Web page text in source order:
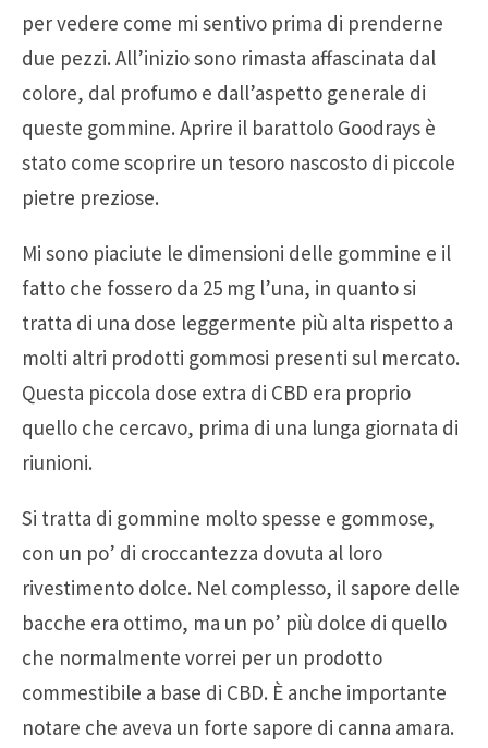
per vedere come mi sentivo prima di prenderne
due pezzi. All’inizio sono rimasta affascinata dal
colore, dal profumo e dall’aspetto generale di
queste gommine. Aprire il barattolo Goodrays è
stato come scoprire un tesoro nascosto di piccole
pietre preziose.
Mi sono piaciute le dimensioni delle gommine e il
fatto che fossero da 25 mg l’una, in quanto si
tratta di una dose leggermente più alta rispetto a
molti altri prodotti gommosi presenti sul mercato.
Questa piccola dose extra di CBD era proprio
quello che cercavo, prima di una lunga giornata di
riunioni.
Si tratta di gommine molto spesse e gommose,
con un po’ di croccantezza dovuta al loro
rivestimento dolce. Nel complesso, il sapore delle
bacche era ottimo, ma un po’ più dolce di quello
che normalmente vorrei per un prodotto
commestibile a base di CBD. È anche importante
notare che aveva un forte sapore di canna amara.